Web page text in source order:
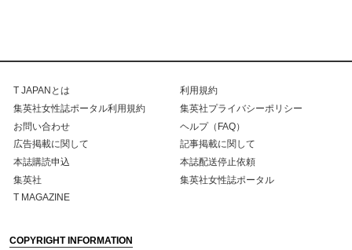
T JAPANとは
利用規約
集英社女性誌ポータル利用規約
集英社プライバシーポリシー
お問い合わせ
ヘルプ（FAQ）
広告掲載に関して
記事掲載に関して
本誌購読申込
本誌配送停止依頼
集英社
集英社女性誌ポータル
T MAGAZINE
COPYRIGHT INFORMATION